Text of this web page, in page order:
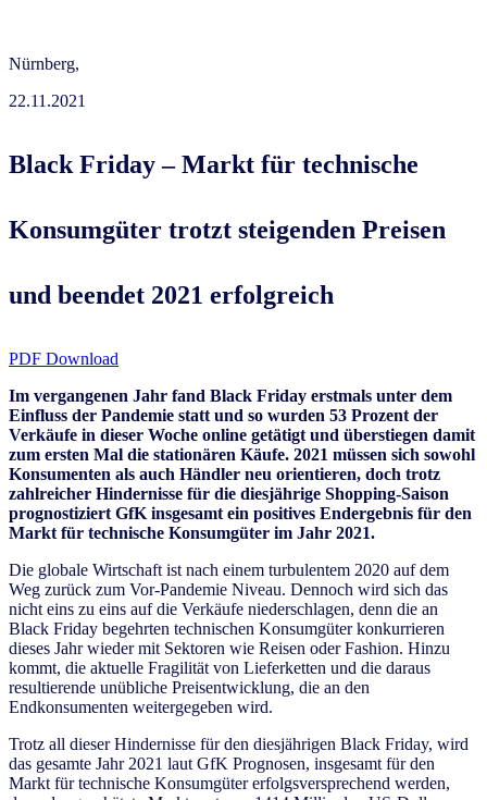
Nürnberg,
22.11.2021
Black Friday – Markt für technische
Konsumgüter trotzt steigenden Preisen
und beendet 2021 erfolgreich
PDF Download
Im vergangenen Jahr fand Black Friday erstmals unter dem
Einfluss der Pandemie statt und so wurden 53 Prozent der
Verkäufe in dieser Woche online getätigt und überstiegen damit
zum ersten Mal die stationären Käufe. 2021 müssen sich sowohl
Konsumenten als auch Händler neu orientieren, doch trotz
zahlreicher Hindernisse für die diesjährige Shopping-Saison
prognostiziert GfK insgesamt ein positives Endergebnis für den
Markt für technische Konsumgüter im Jahr 2021.
Die globale Wirtschaft ist nach einem turbulentem 2020 auf dem
Weg zurück zum Vor-Pandemie Niveau. Dennoch wird sich das
nicht eins zu eins auf die Verkäufe niederschlagen, denn die an
Black Friday begehrten technischen Konsumgüter konkurrieren
dieses Jahr wieder mit Sektoren wie Reisen oder Fashion. Hinzu
kommt, die aktuelle Fragilität von Lieferketten und die daraus
resultierende unübliche Preisentwicklung, die an den
Endkonsumenten weitergegeben wird.
Trotz all dieser Hindernisse für den diesjährigen Black Friday, wird
das gesamte Jahr 2021 laut GfK Prognosen, insgesamt für den
Markt für technische Konsumgüter erfolgsversprechend werden,